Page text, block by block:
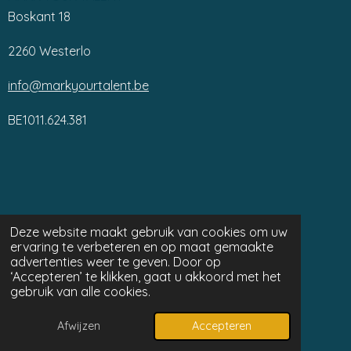
Deze website maakt gebruik van cookies om uw
ervaring te verbeteren en op maat gemaakte
advertenties weer te geven. Door op
‘Accepteren’ te klikken, gaat u akkoord met het
gebruik van alle cookies.
Afwijzen Accepteren
Boskant 18
2260 Westerlo
info@markyourtalent.be
BE1011.624.381
© 2024 MARK YOUR TALENT
Powered byJouwWeb